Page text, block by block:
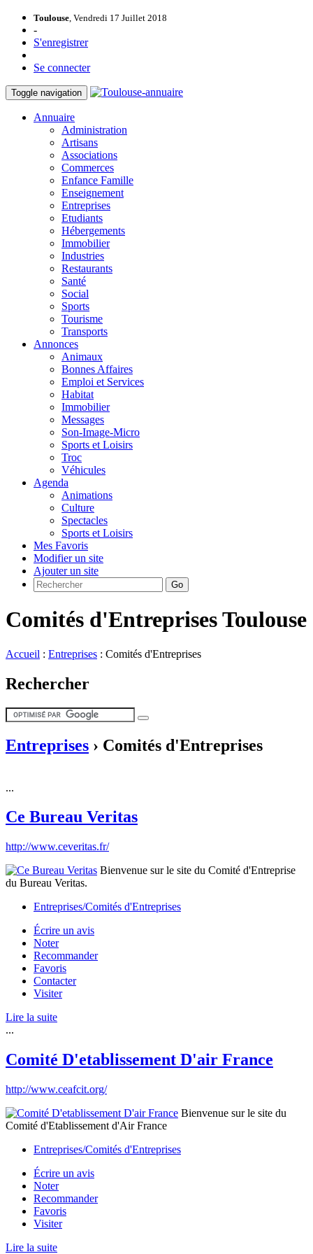
Toulouse, Vendredi 17 Juillet 2018
-
S'enregistrer
Se connecter
Toggle navigation
Annuaire
Administration
Artisans
Associations
Commerces
Enfance Famille
Enseignement
Entreprises
Etudiants
Hébergements
Immobilier
Industries
Restaurants
Santé
Social
Sports
Tourisme
Transports
Annonces
Animaux
Bonnes Affaires
Emploi et Services
Habitat
Immobilier
Messages
Son-Image-Micro
Sports et Loisirs
Troc
Véhicules
Agenda
Animations
Culture
Spectacles
Sports et Loisirs
Mes Favoris
Modifier un site
Ajouter un site
Go
Comités d'Entreprises Toulouse
Accueil : Entreprises : Comités d'Entreprises
Rechercher
Entreprises › Comités d'Entreprises
...
Ce Bureau Veritas
http://www.ceveritas.fr/
Bienvenue sur le site du Comité d'Entreprise
du Bureau Veritas.
Entreprises/Comités d'Entreprises
Écrire un avis
Noter
Recommander
Favoris
Contacter
Visiter
Lire la suite
...
Comité D'etablissement D'air France
http://www.ceafcit.org/
Bienvenue sur le site du
Comité d'Etablissement d'Air France
Entreprises/Comités d'Entreprises
Écrire un avis
Noter
Recommander
Favoris
Visiter
Lire la suite